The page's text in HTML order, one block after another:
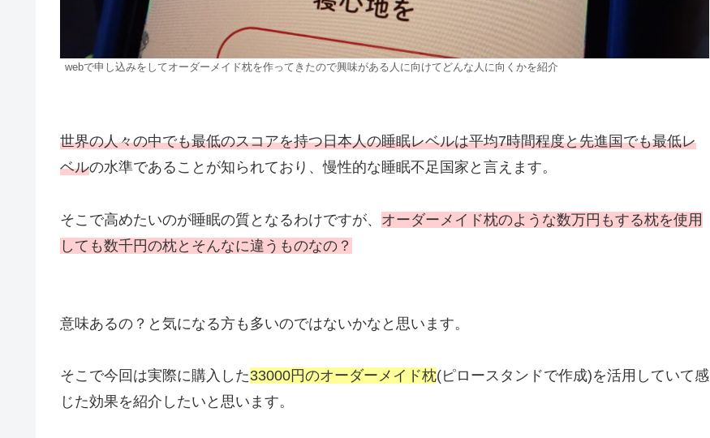
webで申し込みをしてオーダーメイド枕を作ってきたので興味がある人に向けてどんな人に向くかを紹介
世界の人々の中でも最低のスコアを持つ日本人の睡眠レベルは平均7時間程度と先進国でも最低レ
ベルの水準であることが知られており、慢性的な睡眠不足国家と言えます。
そこで高めたいのが睡眠の質となるわけですが、 オーダーメイド枕のような数万円もする枕を使用
しても数千円の枕とそんなに違うものなの？
意味あるの？と気になる方も多いのではないかなと思います。
そこで今回は実際に購入した33000円のオーダーメイド枕(ピロースタンドで作成)を活用していて感
じた効果を紹介したいと思います。